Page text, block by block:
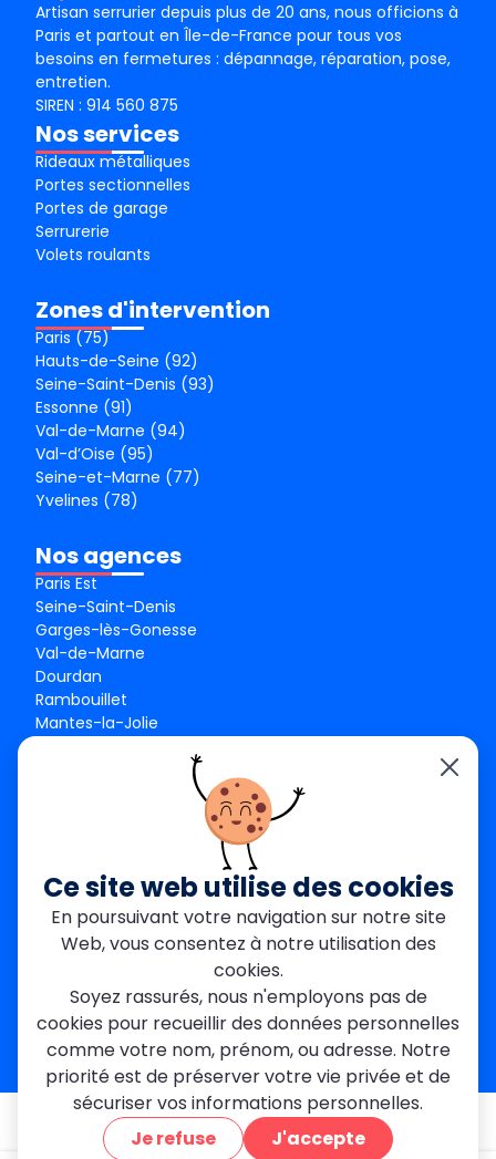
Artisan serrurier depuis plus de 20 ans, nous officions à
Paris et partout en Île-de-France pour tous vos
besoins en fermetures : dépannage, réparation, pose,
entretien.
SIREN : 914 560 875
Nos services
Rideaux métalliques
Portes sectionnelles
Portes de garage
Serrurerie
Volets roulants
Zones d'intervention
Paris (75)
Hauts-de-Seine (92)
Seine-Saint-Denis (93)
Essonne (91)
Val-de-Marne (94)
Val-d’Oise (95)
Seine-et-Marne (77)
Yvelines (78)
Nos agences
Paris Est
Seine-Saint-Denis
Garges-lès-Gonesse
Val-de-Marne
Dourdan
Rambouillet
Mantes-la-Jolie
contact@metallerie-grand-paris.com
46 bis Av. du Maine, 75015 Paris
Mentions légales
Politique De Confidentialité
Cookies
CGV
Engagements Clients
À propos
Blog Plan du site Avis FAQ
© 2026 MGParis — Tous droits réservés
Ce site web utilise des cookies
En poursuivant votre navigation sur notre site
Web, vous consentez à notre utilisation des
cookies.
Soyez rassurés, nous n'employons pas de
cookies pour recueillir des données personnelles
comme votre nom, prénom, ou adresse. Notre
priorité est de préserver votre vie privée et de
sécuriser vos informations personnelles.
Je refuse
J'accepte